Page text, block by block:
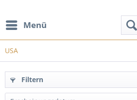
Menü
USA
Filtern